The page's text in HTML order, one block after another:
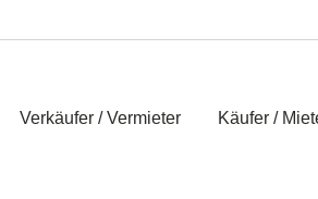
Verkäufer / Vermieter Käufer /